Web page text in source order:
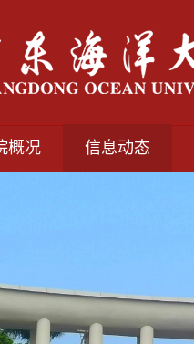
概况 信息动态